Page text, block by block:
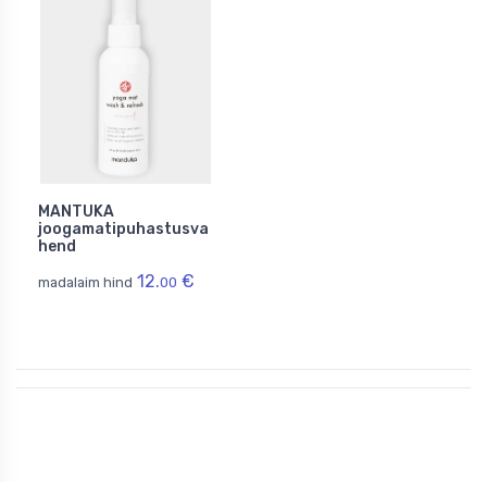
MANTUKA
joogamatipuhastusva
hend
madalaim hind 12.00 €